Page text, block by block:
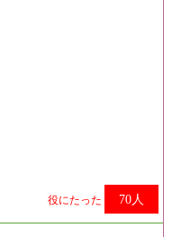
役にたった 70人